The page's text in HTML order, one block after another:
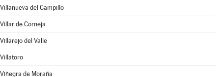
Villanueva del Campillo
Villar de Corneja
Villarejo del Valle
Villatoro
Viñegra de Moraña